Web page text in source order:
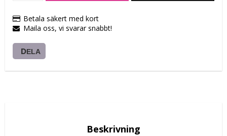
Betala säkert med kort
Maila oss, vi svarar snabbt!
DELA
Beskrivning